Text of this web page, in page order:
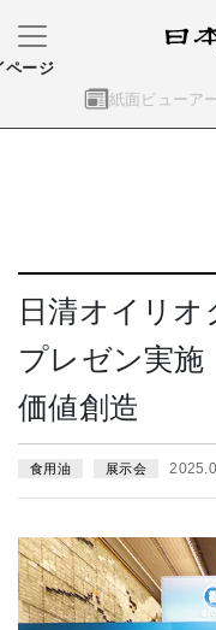
紙面ビューア
ページ
日清オイリ
プレゼン実
価値創造
食用油 展示会